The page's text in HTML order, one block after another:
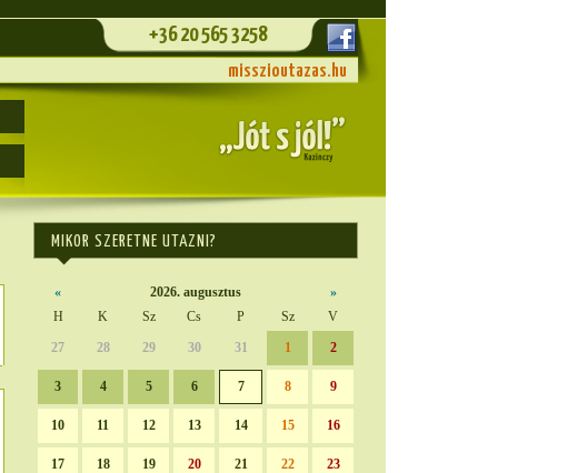
+36 20 565 3258
misszioutazas.hu
MIKOR SZERETNE UTAZNI?
« 2026. augusztus
»
H
K Sz Cs P Sz
V
27
28 29 30 31 1 2
3 4 5 6 7 8 9
10 11 12 13 14 15 16
17 18 19 20 21 22 23